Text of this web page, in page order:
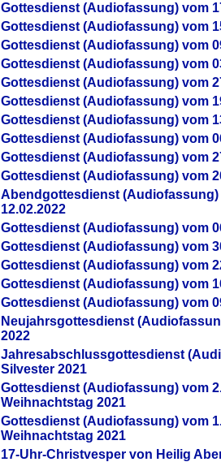
Gottesdienst (Audiofassung) vom
Gottesdienst (Audiofassung) vom
Gottesdienst (Audiofassung) vom
Gottesdienst (Audiofassung) vom
Gottesdienst (Audiofassung) vom
Gottesdienst (Audiofassung) vom
Gottesdienst (Audiofassung) vom
Gottesdienst (Audiofassung) vom
Gottesdienst (Audiofassung) vom
Gottesdienst (Audiofassung) vom
Abendgottesdienst (Audiofassung)
12.02.2022
Gottesdienst (Audiofassung) vom
Gottesdienst (Audiofassung) vom
Gottesdienst (Audiofassung) vom
Gottesdienst (Audiofassung) vom
Gottesdienst (Audiofassung) vom
Neujahrsgottesdienst
2022
Jahresabschlussgottesdienst
Silvester 2021
Gottesdienst (Audiofassung) vom
Weihnachtstag 2021
Gottesdienst (Audiofassung) vom
Weihnachtstag 2021
17-Uhr-Christvesper von Heilig